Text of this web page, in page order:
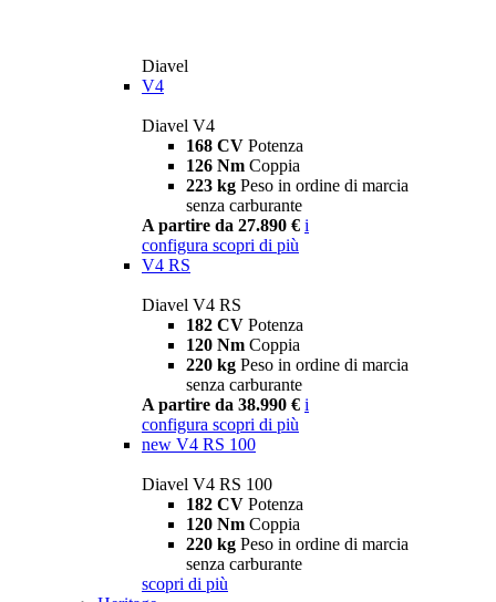
Diavel
V4
Diavel V4
168 CV Potenza
126 Nm Coppia
223 kg Peso in ordine di marcia
senza carburante
A partire da 27.890 € i
configura scopri di più
V4 RS
Diavel V4 RS
182 CV Potenza
120 Nm Coppia
220 kg Peso in ordine di marcia
senza carburante
A partire da 38.990 € i
configura scopri di più
new V4 RS 100
Diavel V4 RS 100
182 CV Potenza
120 Nm Coppia
220 kg Peso in ordine di marcia
senza carburante
scopri di più